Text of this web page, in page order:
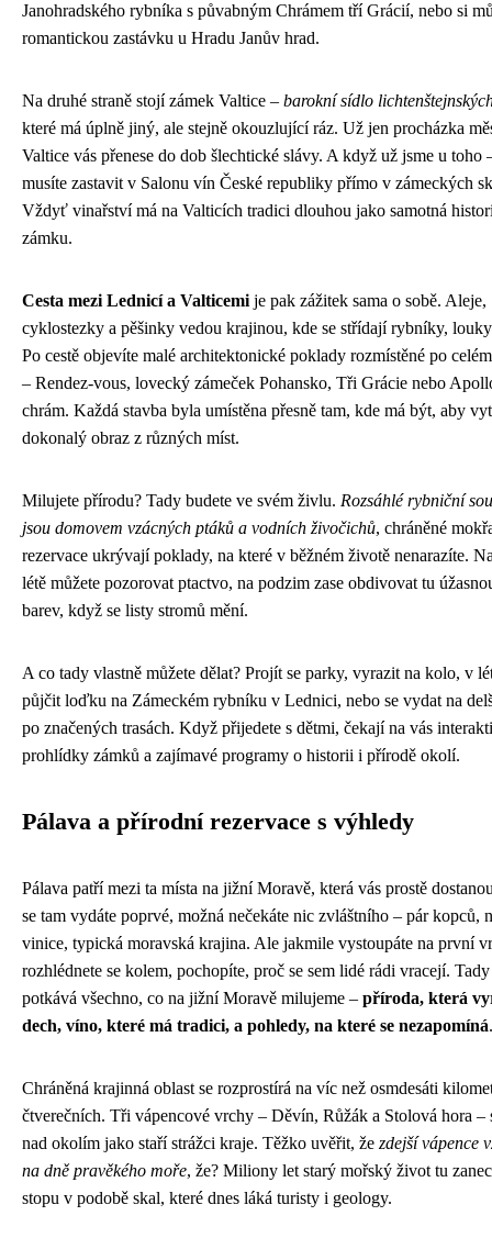
Janohradského rybníka s půvabným Chrámem tří Grácií, nebo si
romantickou zastávku u Hradu Janův hrad.
Na druhé straně stojí zámek Valtice – barokní sídlo
které má úplně jiný, ale stejně okouzlující ráz. Už jen procházka
Valtice vás přenese do dob šlechtické slávy. A když už jsme u toho
musíte zastavit v Salonu vín České republiky přímo v zámeckých
Vždyť vinařství má na Valticích tradici dlouhou jako samotná
zámku.
Cesta mezi Lednicí a Valticemi je pak zážitek sama o sobě. Aleje,
cyklostezky a pěšinky vedou krajinou, kde se střídají rybníky,
Po cestě objevíte malé architektonické poklady rozmístěné po
– Rendez-vous, lovecký zámeček Pohansko, Tři Grácie nebo
chrám. Každá stavba byla umístěna přesně tam, kde má být, aby
dokonalý obraz z různých míst.
Milujete přírodu? Tady budete ve svém živlu. Rozsáhlé rybniční
jsou domovem vzácných ptáků a vodních živočichů, chráněné
rezervace ukrývají poklady, na které v běžném životě nenarazíte.
létě můžete pozorovat ptactvo, na podzim zase obdivovat tu
barev, když se listy stromů mění.
A co tady vlastně můžete dělat? Projít se parky, vyrazit na kolo, v
půjčit loďku na Zámeckém rybníku v Lednici, nebo se vydat na
po značených trasách. Když přijedete s dětmi, čekají na vás
prohlídky zámků a zajímavé programy o historii i přírodě okolí.
Pálava a přírodní rezervace s výhledy
Pálava patří mezi ta místa na jižní Moravě, která vás prostě
se tam vydáte poprvé, možná nečekáte nic zvláštního – pár kopců,
vinice, typická moravská krajina. Ale jakmile vystoupáte na první
rozhlédnete se kolem, pochopíte, proč se sem lidé rádi vracejí.
potkává všechno, co na jižní Moravě milujeme – příroda, která
dech, víno, které má tradici, a pohledy, na které se nezapomíná.
Chráněná krajinná oblast se rozprostírá na víc než osmdesáti
čtverečních. Tři vápencové vrchy – Děvín, Růžák a Stolová hora –
nad okolím jako staří strážci kraje. Těžko uvěřit, že zdejší vápence
na dně pravěkého moře, že? Miliony let starý mořský život tu
stopu v podobě skal, které dnes láká turisty i geology.